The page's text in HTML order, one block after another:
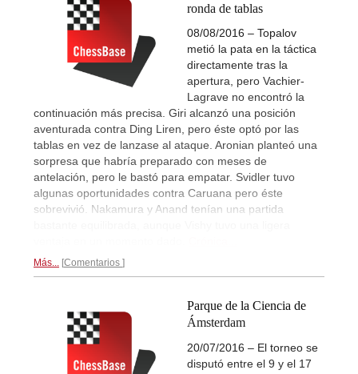
ronda de tablas
08/08/2016 – Topalov
metió la pata en la táctica
directamente tras la
apertura, pero Vachier-
Lagrave no encontró la
continuación más precisa. Giri alcanzó una posición
aventurada contra Ding Liren, pero éste optó por las
tablas en vez de lanzase al ataque. Aronian planteó una
sorpresa que habría preparado con meses de
antelación, pero le bastó para empatar. Svidler tuvo
algunas oportunidades contra Caruana pero éste
sobrevivió. Nakamura y Anand tenían una partida
Más... Comentarios
Parque de la Ciencia de
Ámsterdam
20/07/2016 – El torneo se
disputó entre el 9 y el 17